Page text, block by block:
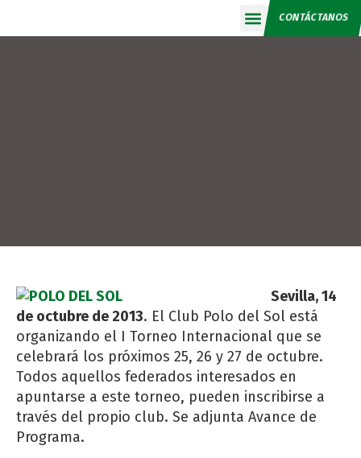
CONTÁCTANOS
Sevilla, 14
de octubre de 2013. El Club Polo del Sol está
organizando el I Torneo Internacional que se
celebrará los próximos 25, 26 y 27 de octubre.
Todos aquellos federados interesados en
apuntarse a este torneo, pueden inscribirse a
través del propio club. Se adjunta Avance de
Programa.